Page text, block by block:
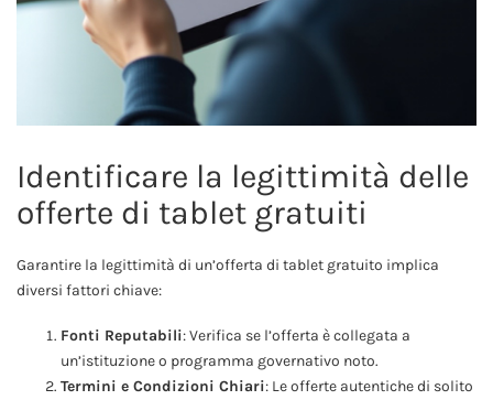
Identificare la legittimità delle
offerte di tablet gratuiti
Garantire la legittimità di un’offerta di tablet gratuito implica
diversi fattori chiave:
Fonti Reputabili: Verifica se l’offerta è collegata a
un’istituzione o programma governativo noto.
Termini e Condizioni Chiari: Le offerte autentiche di solito